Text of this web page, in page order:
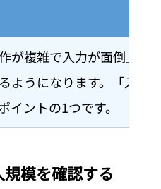
が複雑で入力が面倒」と
ようになります。「入力
イントの1つです。
模を確認する